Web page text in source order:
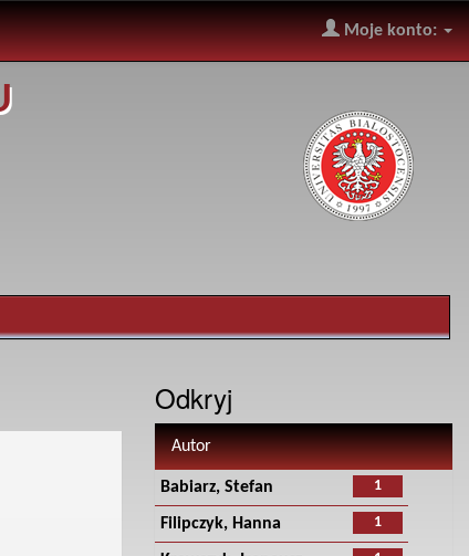
Moje konto:
Odkryj
Autor
1
Babiarz, Stefan
1
Filipczyk, Hanna